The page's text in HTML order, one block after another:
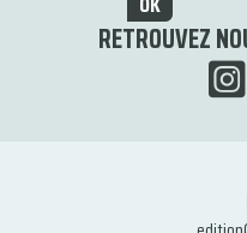
RETROUVEZ